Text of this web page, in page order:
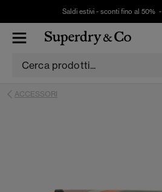
Saldi estivi - sconti fino al 50% -
ACCESSORI